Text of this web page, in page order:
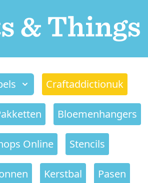
Craftaddictionuk
Bloemenhangers
Online Stencils
Kerstbal Pasen